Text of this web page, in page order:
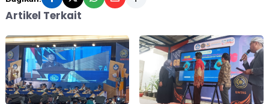
Artikel Terkait